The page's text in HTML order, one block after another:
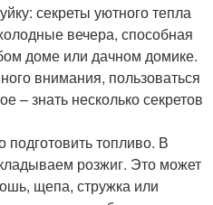
секреты уютного тепла
вечера, способная
доме или дачном домике.
внимания, пользоваться
– знать несколько секретов
топливо. В
розжиг. Это может
щепа, стружка или